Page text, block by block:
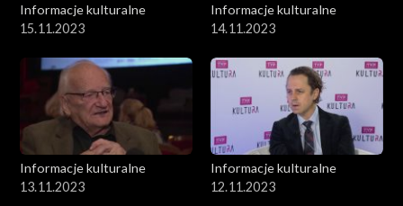
Informacje kulturalne
15.11.2023
Informacje kulturalne
14.11.2023
Informacje kulturalne
13.11.2023
Informacje kulturalne
12.11.2023